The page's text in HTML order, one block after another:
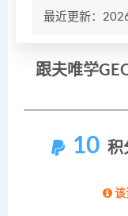
最近更新：
10 积
该